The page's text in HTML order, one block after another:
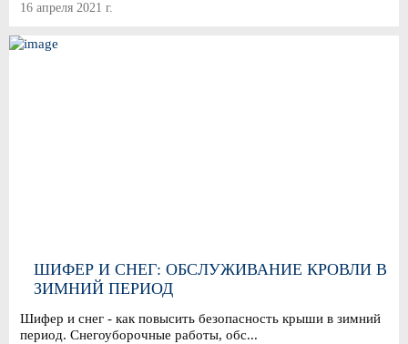
16 апреля 2021 г.
ШИФЕР И СНЕГ: ОБСЛУЖИВАНИЕ КРОВЛИ В
ЗИМНИЙ ПЕРИОД
Шифер и снег - как повысить безопасность крыши в зимний
период. Снегоуборочные работы, обс...